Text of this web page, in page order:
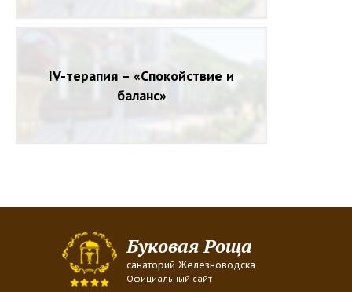
IV-терапия – «Спокойствие и
баланс»
Буковая Роща
санаторий Железноводска
Официальный сайт